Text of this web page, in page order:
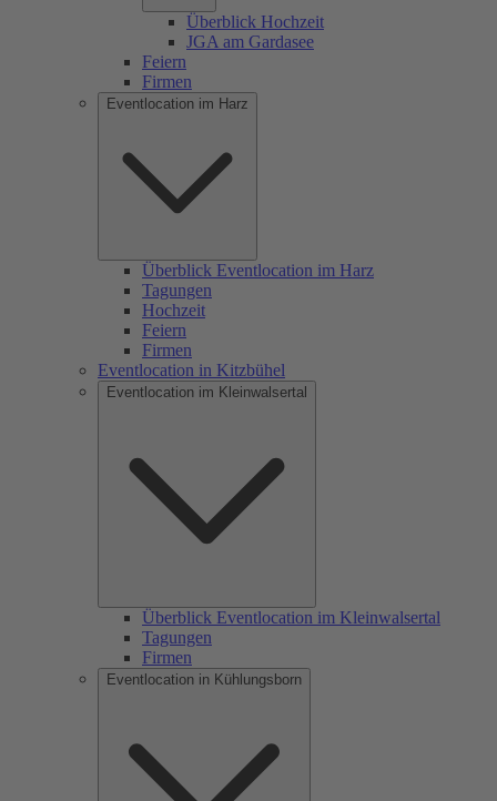
Überblick Hochzeit
JGA am Gardasee
Feiern
Firmen
Eventlocation im Harz
Überblick Eventlocation im Harz
Tagungen
Hochzeit
Feiern
Firmen
Eventlocation in Kitzbühel
Eventlocation im Kleinwalsertal
Überblick Eventlocation im Kleinwalsertal
Tagungen
Firmen
Eventlocation in Kühlungsborn